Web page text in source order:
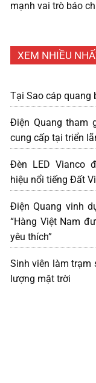
mạnh vai trò báo
XEM NHIỀU
Tại Sao cáp quang
Điện Quang tham
cung cấp tại triển
Đèn LED Vianco
hiệu nổi tiếng Đất
Điện Quang vinh
“Hàng Việt Nam
yêu thích”
Sinh viên làm trạm
lượng mặt trời